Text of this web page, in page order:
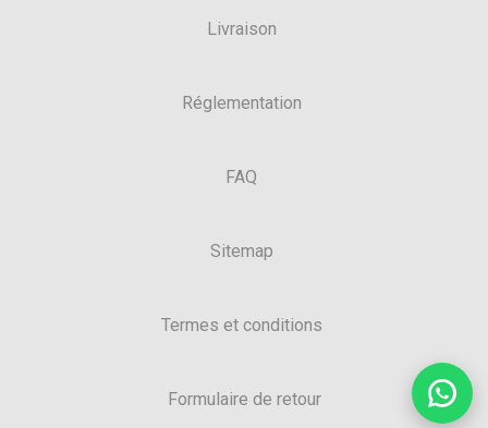
Livraison
Réglementation
FAQ
Sitemap
Termes et conditions
Formulaire de retour